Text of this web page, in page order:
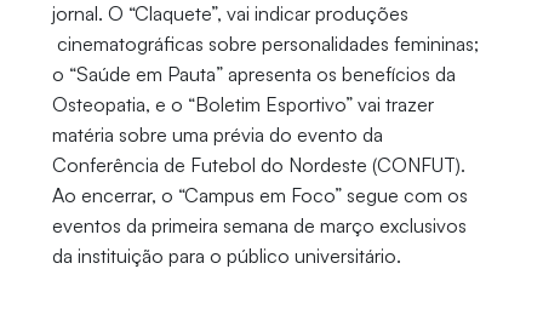
jornal. O “Claquete”, vai indicar produções
cinematográficas sobre personalidades femininas;
o “Saúde em Pauta” apresenta os benefícios da
Osteopatia, e o “Boletim Esportivo” vai trazer
matéria sobre uma prévia do evento da
Conferência de Futebol do Nordeste (CONFUT).
Ao encerrar, o “Campus em Foco” segue com os
eventos da primeira semana de março exclusivos
da instituição para o público universitário.